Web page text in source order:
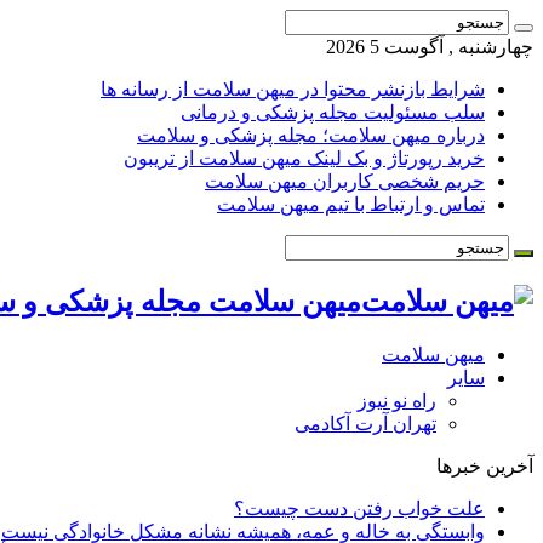
چهارشنبه , آگوست 5 2026
شرایط بازنشر محتوا در میهن سلامت از رسانه ها
سلب مسئولیت مجله پزشکی و درمانی
درباره میهن سلامت؛ مجله پزشکی و سلامت
خرید رپورتاژ و بک لینک میهن سلامت از تریبون
حریم شخصی کاربران میهن سلامت
تماس و ارتباط با تیم میهن سلامت
میهن سلامت مجله پزشکی و
میهن سلامت
سایر
راه نو نیوز
تهران آرت آکادمی
آخرین خبرها
علت خواب رفتن دست چیست؟
وابستگی به خاله و عمه، همیشه نشانه مشکل خانوادگی نیست